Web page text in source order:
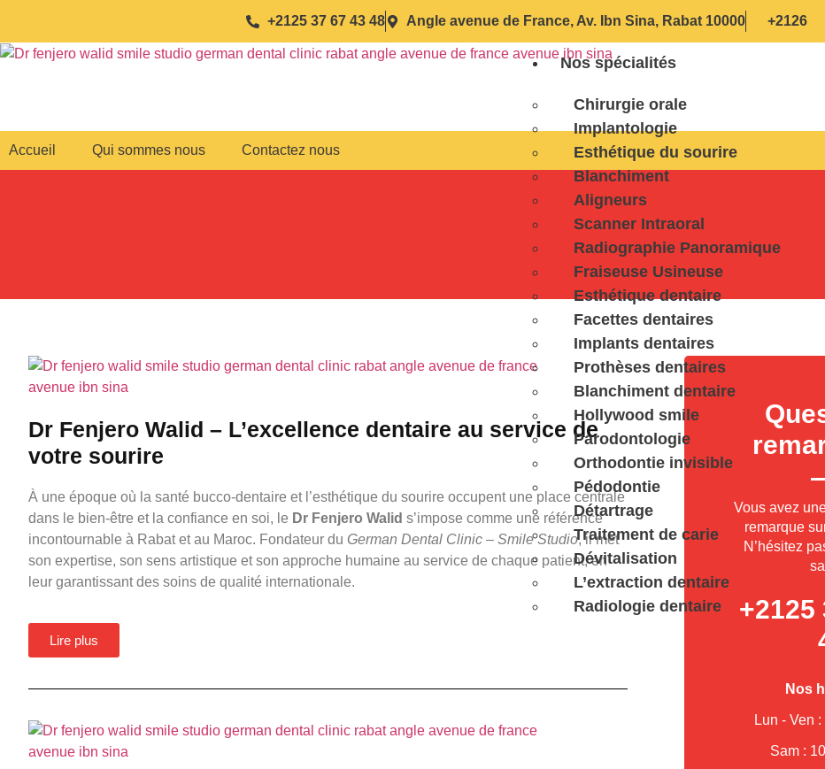
+2125 37 67 43 48 Angle avenue de France, Av. Ibn Sina, Rabat 10000 +2126
Nos spécialités
Chirurgie orale
Implantologie
Esthétique du sourire
Blanchiment
Aligneurs
Scanner Intraoral
Radiographie Panoramique
Fraiseuse Usineuse
Esthétique dentaire
Facettes dentaires
Implants dentaires
Prothèses dentaires
Blanchiment dentaire
Hollywood smile
Parodontologie
Orthodontie invisible
Pédodontie
Détartrage
Traitement de carie
Dévitalisation
L’extraction dentaire
Radiologie dentaire
Accueil Qui sommes nous Contactez nous
Dr Fenjero Walid – L’excellence dentaire au service de
votre sourire
À une époque où la santé bucco-dentaire et l’esthétique du sourire occupent une place centrale
dans le bien-être et la confiance en soi, le Dr Fenjero Walid s’impose comme une référence
incontournable à Rabat et au Maroc. Fondateur du German Dental Clinic – Smile Studio, il met
son expertise, son sens artistique et son approche humaine au service de chaque patient, en
leur garantissant des soins de qualité internationale.
Lire plus
Vous avez
remarque
N’hésitez
+2125
Nos
Lun - Ven
Sam :